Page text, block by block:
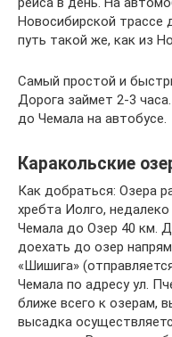
Новосибирской трассе
путь такой же, как из
Самый простой и
Дорога займет 2-3
до Чемала на автобусе.
Каракольские
Как добраться: Озера
хребта Иолго,
Чемала до Озер 40 км.
доехать до озер
«Шишига»
Чемала по адресу ул.
ближе всего к озерам,
высадка